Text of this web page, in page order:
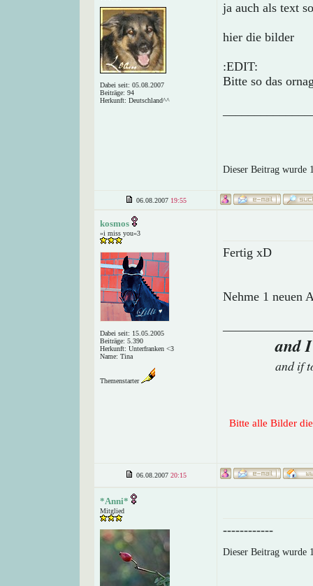
Dabei seit: 05.08.2007
Beiträge: 94
Herkunft: Deutschland^^
ja auch als text
hier die bilder
:EDIT:
Bitte so das
Dieser Beitrag wurde
06.08.2007 19:55
kosmos
»i miss you«3
Dabei seit: 15.05.2005
Beiträge: 5.390
Herkunft: Unterfranken <3
Name: Tina
Themenstarter
Fertig xD
Nehme 1 neuen
and
and if
Bitte alle Bilder
06.08.2007 20:15
*Anni*
Mitglied
------------
Dieser Beitrag